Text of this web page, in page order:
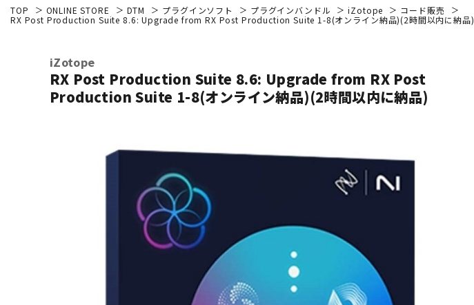
キーボード 電子ピアノ 管楽器
DTM オンラ
イン納品
ヴィンテージ
TOP ONLINE STORE DTM プラグインソフト プラグインバンドル iZotope
コード販売
RX Post Production Suite 8.6: Upgrade from RX Post Production Suite 1-8(オンライン納品)(2時間以内に納品)
iZotope
RX Post Production Suite 8.6: Upgrade from RX Post
Production Suite 1-8(オンライン納品)(2時間以内に納品)